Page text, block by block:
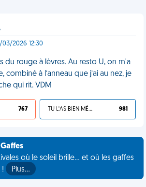
03/2026 12:30
du rouge à lèvres. Au resto U, on m'a
combiné à l’anneau que j’ai au nez, je
qui rit. VDM
767 TU L'AS BIEN MÉRITÉ 981
où le soleil brille... et où les gaffes
!
Plus…